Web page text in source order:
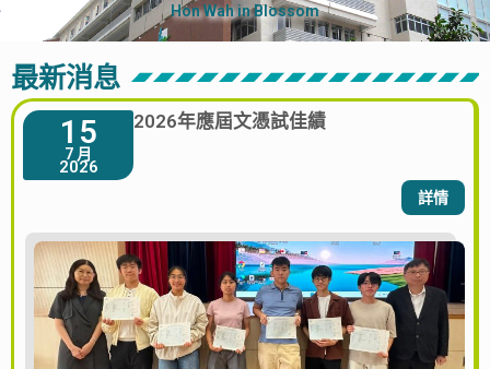
Hon Wah in Blossom
最新消息
15
7 月
2026
2026年應屆文憑試佳績
詳情